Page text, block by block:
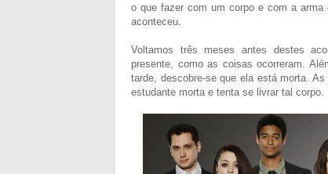
o que fazer com um corpo e com a
aconteceu.
Voltamos três meses antes destes
presente, como as coisas ocorreram.
tarde, descobre-se que ela está morta.
estudante morta e tenta se livrar tal corpo.